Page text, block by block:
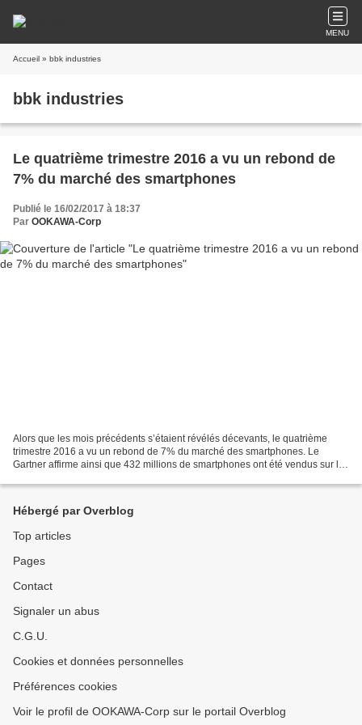
MENU
Accueil » bbk industries
bbk industries
Le quatrième trimestre 2016 a vu un rebond de
7% du marché des smartphones
Publié le 16/02/2017 à 18:37
Par OOKAWA-Corp
Alors que les mois précédents s’étaient révélés décevants, le quatrième
trimestre 2016 a vu un rebond de 7% du marché des smartphones. Le
Gartner affirme ainsi que 432 millions de smartphones ont été vendus sur les
Hébergé par Overblog
Top articles
Pages
Contact
Signaler un abus
C.G.U.
Cookies et données personnelles
Préférences cookies
Voir le profil de OOKAWA-Corp sur le portail Overblog